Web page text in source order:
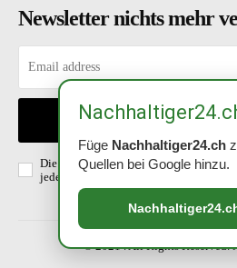
Newsletter nichts mehr
EINTRAGEN
Die Richtlinien habe ich gelesen und
jederzeit möglich.
Datenschutzerklärung
© 2021 . All Rights Reserved.
Füge Nachhaltiger24.ch
Quellen bei Google hinzu.